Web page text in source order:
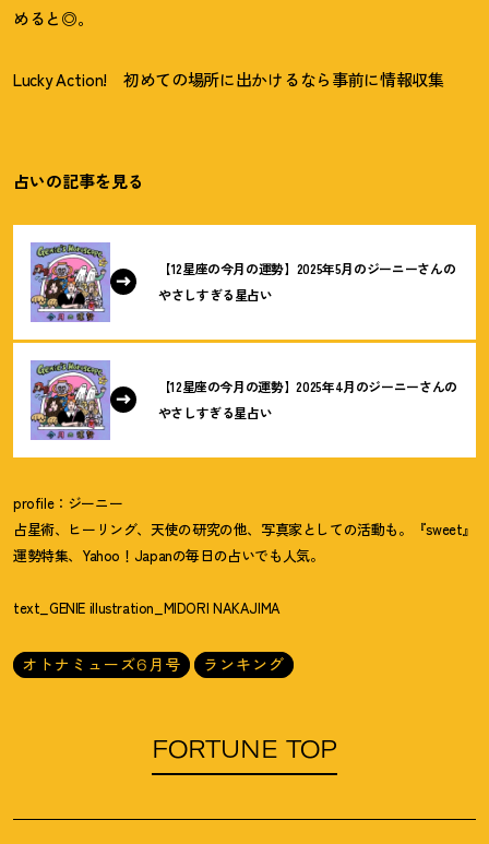
めると◎。
Lucky Action! 初めての場所に出かけるなら事前に情報収集
占いの記事を見る
【12星座の今月の運勢】2025年5月のジーニーさんの
やさしすぎる星占い
【12星座の今月の運勢】2025年4月のジーニーさんの
やさしすぎる星占い
profile：ジーニー
占星術、ヒーリング、天使の研究の他、写真家としての活動も。『sweet』
運勢特集、Yahoo！Japanの毎日の占いでも人気。
text_GENIE illustration_MIDORI NAKAJIMA
オトナミューズ6月号 ランキング
FORTUNE TOP